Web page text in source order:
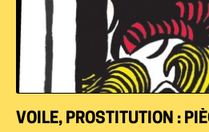
VOILE, PROSTITUTION :